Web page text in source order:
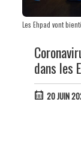
Les Ehpad vont
dans les
20 JUIN